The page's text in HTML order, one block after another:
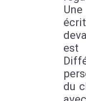
est
du